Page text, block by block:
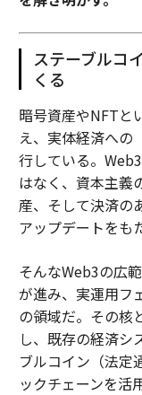
ステーブルコ
くる
暗号資産やNFTと
え、実体経済への
行している。
はなく、資本主義
産、そして決済の
アップデートをも
そんなWeb3の広
が進み、実運用フ
の領域だ。その核
し、既存の経済シ
ブルコイン（法定
ックチェーンを活